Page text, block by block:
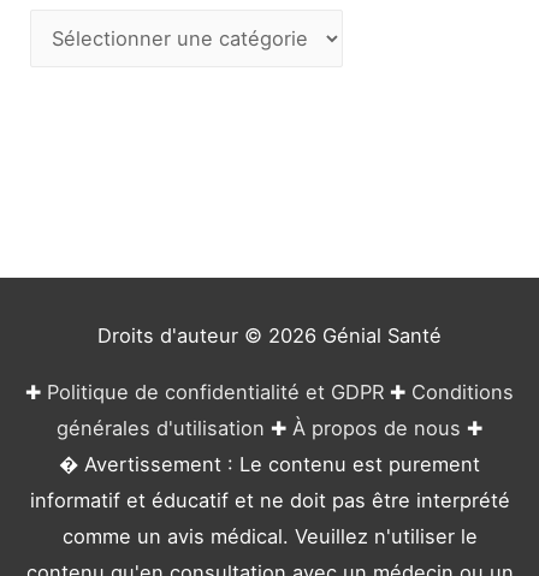
Droits d'auteur © 2026 Génial Santé
✚ Politique de confidentialité et GDPR ✚ Conditions
générales d'utilisation ✚ À propos de nous ✚
� Avertissement : Le contenu est purement
informatif et éducatif et ne doit pas être interprété
comme un avis médical. Veuillez n'utiliser le